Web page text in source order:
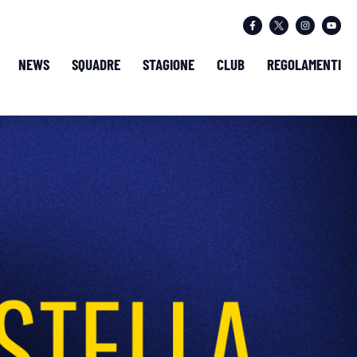
NEWS SQUADRE STAGIONE CLUB REGOLAMENTI